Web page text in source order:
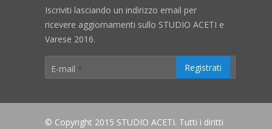
Iscriviti lasciando un indirizzo email per
ricevere aggiornamenti sullo STUDIO ACETI e
Varese 2016.
E-mail *
© Copyright 2015 STUDIO ACETI. Tutti i diritti